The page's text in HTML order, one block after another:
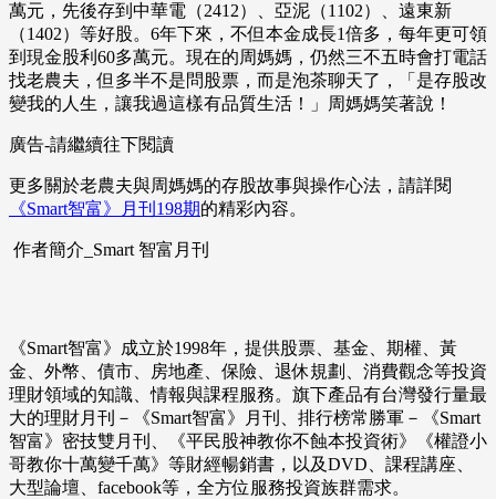
萬元，先後存到中華電（2412）、亞泥（1102）、遠東新
（1402）等好股。6年下來，不但本金成長1倍多，每年更可領
到現金股利60多萬元。現在的周媽媽，仍然三不五時會打電話
找老農夫，但多半不是問股票，而是泡茶聊天了，「是存股改
變我的人生，讓我過這樣有品質生活！」周媽媽笑著說！
廣告-請繼續往下閱讀
更多關於老農夫與周媽媽的存股故事與操作心法，請詳閱
《Smart智富》月刊198期的精彩內容。
作者簡介_Smart 智富月刊
《Smart智富》成立於1998年，提供股票、基金、期權、黃
金、外幣、債市、房地產、保險、退休規劃、消費觀念等投資
理財領域的知識、情報與課程服務。旗下產品有台灣發行量最
大的理財月刊－《Smart智富》月刊、排行榜常勝軍－《Smart
智富》密技雙月刊、《平民股神教你不蝕本投資術》《權證小
哥教你十萬變千萬》等財經暢銷書，以及DVD、課程講座、
大型論壇、facebook等，全方位服務投資族群需求。